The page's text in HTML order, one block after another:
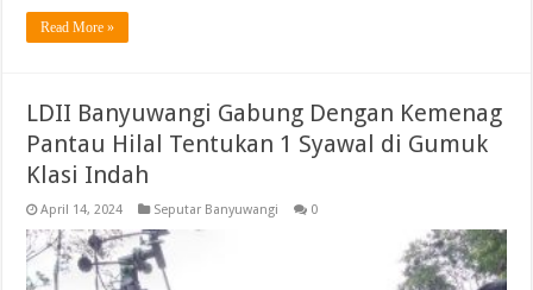
Read More »
LDII Banyuwangi Gabung Dengan Kemenag
Pantau Hilal Tentukan 1 Syawal di Gumuk
Klasi Indah
April 14, 2024 Seputar Banyuwangi 0